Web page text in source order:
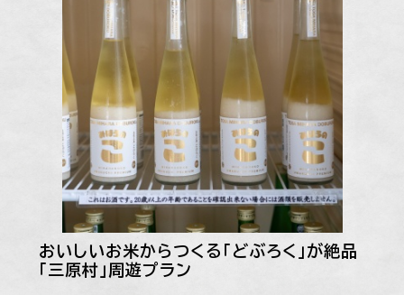
おいしいお米からつくる「どぶろく」が絶品
「三原村」周遊プラン